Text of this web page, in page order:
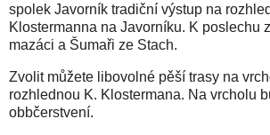
spolek Javorník tradiční výstup na
Klostermanna na Javorníku. K poslechu
mazáci a Šumaři ze Stach.
Zvolit můžete libovolné pěší trasy na
rozhlednou K. Klostermana. Na vrcholu
obbčerstvení.